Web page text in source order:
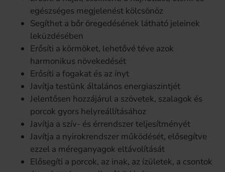
egészséges megjelenést kölcsönöz
Segíthet a bőr öregedésének látható jeleinek
leküzdésében
Erősíti a körmöket, lehetővé téve azok
harmonikus növekedését
Erősíti a fogakat és az ínyt
Javítja testünk általános energiaszintjét
Jelentősen hozzájárul a szövetek, szalagok és
porcok gyors helyreállításához
Javítja a szív- és érrendszer teljesítményét
Javítja a nyirokrendszer működését, elősegítve
ezzel a méreganyagok eltávolítását
Elősegíti a porcok, az inak, az ízületek, a csontok